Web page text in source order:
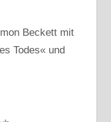
Beckett mit
Todes« und